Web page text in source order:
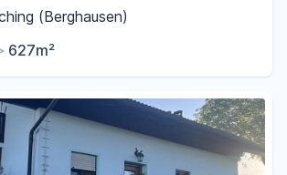
(Berghausen)
627m²